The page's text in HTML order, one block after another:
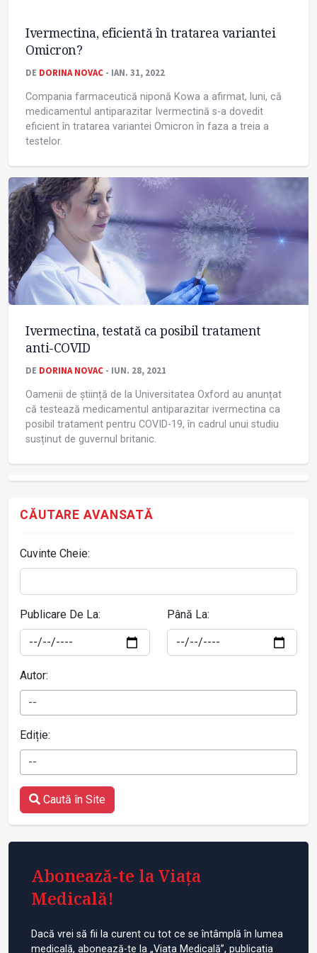
Ivermectina, eficientă în tratarea variantei
Omicron?
DE DORINA NOVAC - IAN. 31, 2022
Compania farmaceutică niponă Kowa a afirmat, luni, că
medicamentul antiparazitar Ivermectină s-a dovedit
eficient în tratarea variantei Omicron în faza a treia a
testelor.
Ivermectina, testată ca posibil tratament
anti-COVID
DE DORINA NOVAC - IUN. 28, 2021
Oamenii de știință de la Universitatea Oxford au anunțat
că testează medicamentul antiparazitar ivermectina ca
posibil tratament pentru COVID-19, în cadrul unui studiu
susținut de guvernul britanic.
CĂUTARE AVANSATĂ
Cuvinte Cheie:
Publicare De La: Până La:
Autor:
--
Ediție:
--
Caută în Site
Abonează-te la Viața
Medicală!
Dacă vrei să fii la curent cu tot ce se întâmplă în lumea
medicală, abonează-te la „Viața Medicală”, publicația